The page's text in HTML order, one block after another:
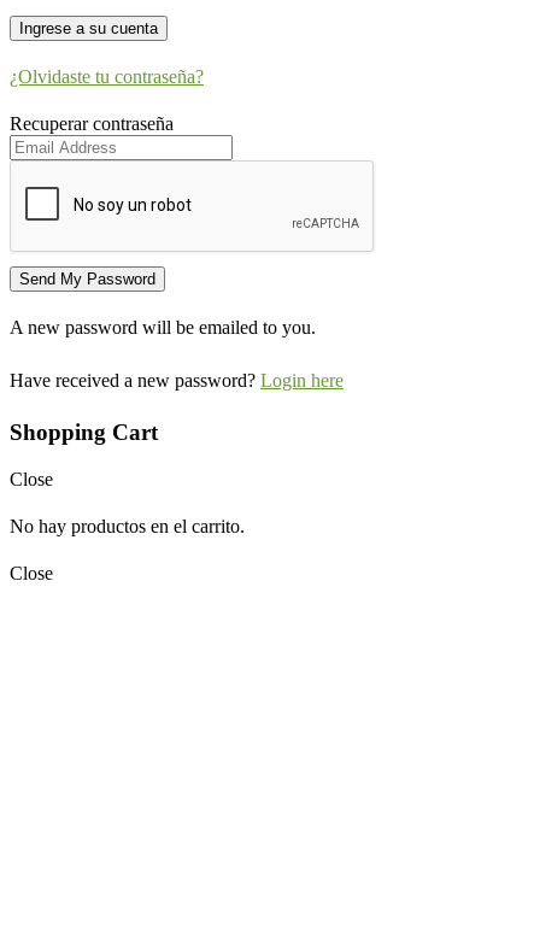
¿Olvidaste tu contraseña?
Recuperar contraseña
A new password will be emailed to you.
Have received a new password? Login here
Shopping Cart
Close
No hay productos en el carrito.
Close